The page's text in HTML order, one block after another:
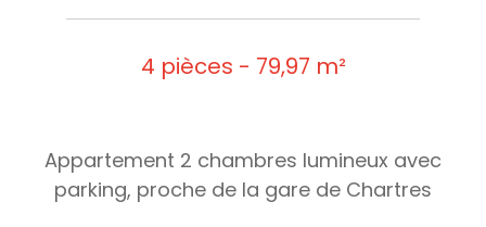
4 pièces - 79,97 m²
Appartement 2 chambres lumineux avec
parking, proche de la gare de Chartres